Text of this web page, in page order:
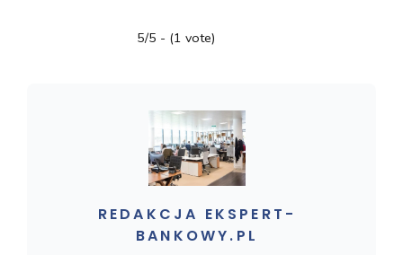
5/5 - (1 vote)
REDAKCJA EKSPERT-
BANKOWY.PL